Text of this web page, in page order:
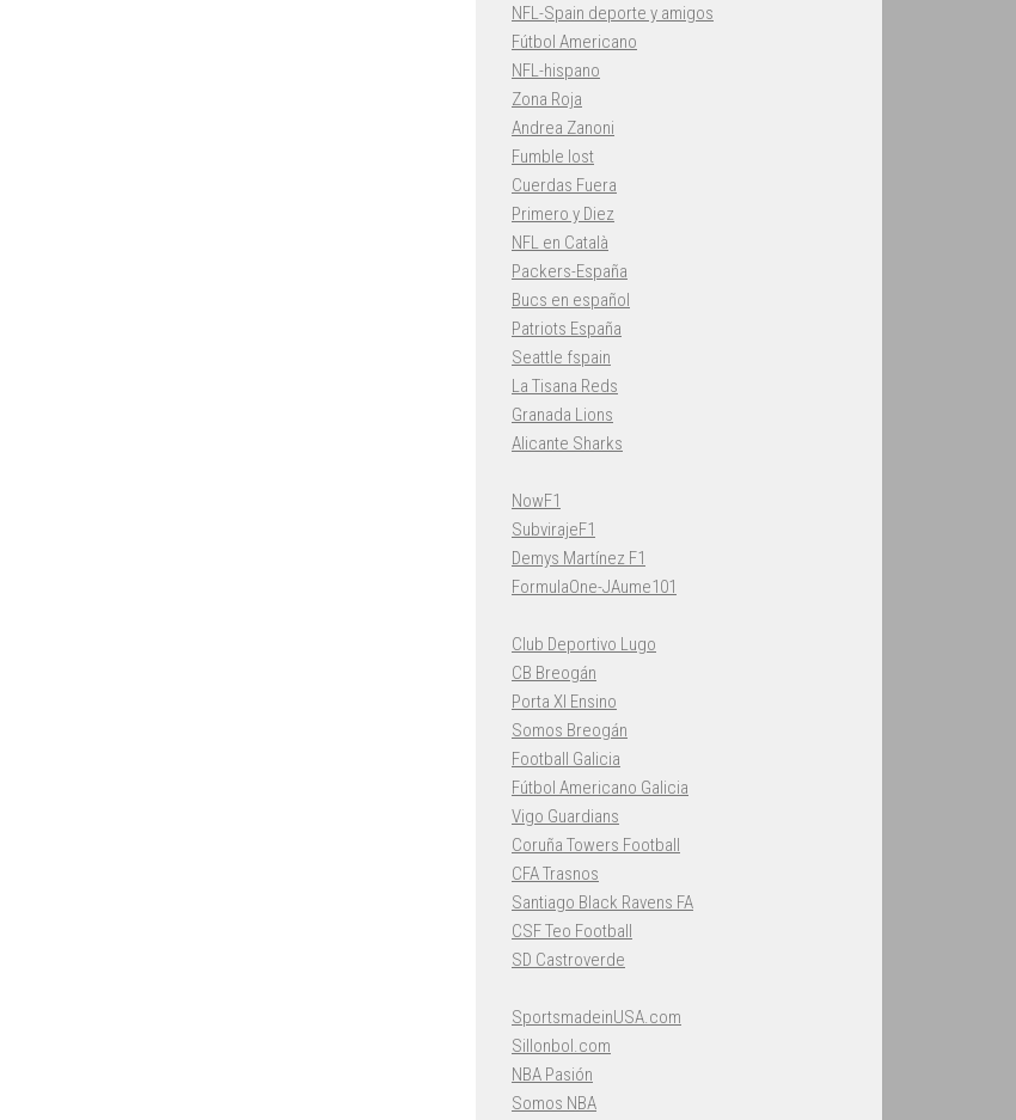
NFL-Spain deporte y amigos
Fútbol Americano
NFL-hispano
Zona Roja
Andrea Zanoni
Fumble lost
Cuerdas Fuera
Primero y Diez
NFL en Català
Packers-España
Bucs en español
Patriots España
Seattle fspain
La Tisana Reds
Granada Lions
Alicante Sharks
NowF1
SubvirajeF1
Demys Martínez F1
FormulaOne-JAume101
Club Deportivo Lugo
CB Breogán
Porta XI Ensino
Somos Breogán
Football Galicia
Fútbol Americano Galicia
Vigo Guardians
Coruña Towers Football
CFA Trasnos
Santiago Black Ravens FA
CSF Teo Football
SD Castroverde
SportsmadeinUSA.com
Sillonbol.com
NBA Pasión
Somos NBA